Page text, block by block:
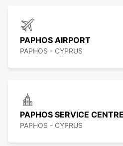
PAPHOS AIRPORT
PAPHOS - CYPRUS
PAPHOS SERVICE CENTRE
PAPHOS - CYPRUS